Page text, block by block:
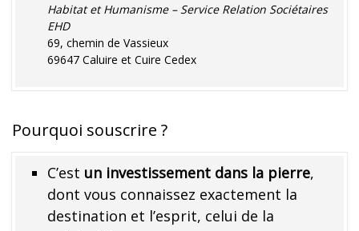
Habitat et Humanisme – Service Relation Sociétaires
EHD
69, chemin de Vassieux
69647 Caluire et Cuire Cedex
Pourquoi souscrire ?
C’est un investissement dans la pierre,
dont vous connaissez exactement la
destination et l’esprit, celui de la